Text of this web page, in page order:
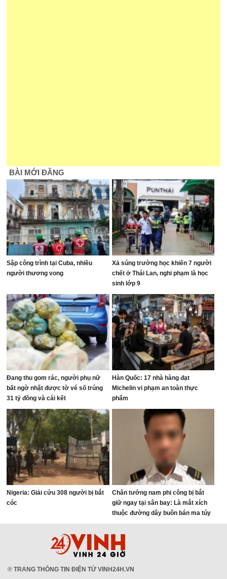
BÀI MỚI ĐĂNG
Sập công trình tại Cuba, nhiều
người thương vong
Xả súng trường học khiến 7 người
chết ở Thái Lan, nghi phạm là học
sinh lớp 9
Đang thu gom rác, người phụ nữ
bất ngờ nhặt được tờ vé số trúng
31 tỷ đồng và cái kết
Hàn Quốc: 17 nhà hàng đạt
Michelin vi phạm an toàn thực
phẩm
Nigeria: Giải cứu 308 người bị bắt
cóc
Chân tướng nam phi công bị bắt
giữ ngay tại sân bay: Là mắt xích
thuộc đường dây buôn bán ma túy
quốc tế
® TRANG THÔNG TIN ĐIỆN TỬ VINH24H.VN